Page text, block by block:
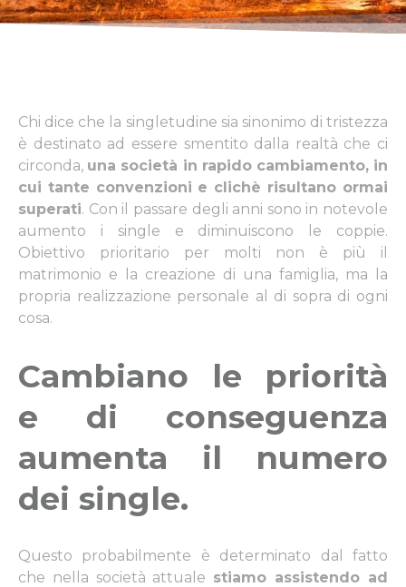
Chi dice che la singletudine sia sinonimo di tristezza
è destinato ad essere smentito dalla realtà che ci
circonda, una società in rapido cambiamento, in
cui tante convenzioni e clichè risultano ormai
superati. Con il passare degli anni sono in notevole
aumento i single e diminuiscono le coppie.
Obiettivo prioritario per molti non è più il
matrimonio e la creazione di una famiglia, ma la
propria realizzazione personale al di sopra di ogni
cosa.
Cambiano le priorità
e di conseguenza
aumenta il numero
dei single.
Questo probabilmente è determinato dal fatto
che nella società attuale stiamo assistendo ad